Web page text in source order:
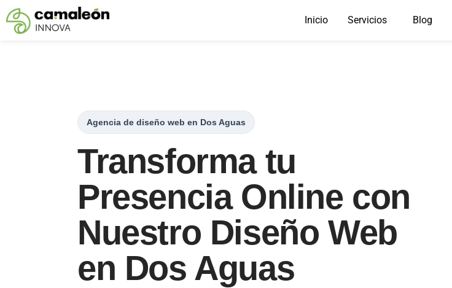
Saltar
Inicio Servicios Blog
Agencia de diseño web en Dos Aguas
Transforma tu
Presencia Online con
Nuestro Diseño Web
en Dos Aguas